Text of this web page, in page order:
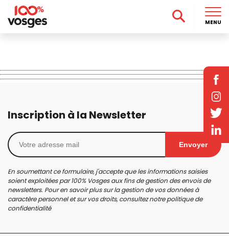
Inscription à la Newsletter
Envoyer
En soumettant ce formulaire, j'accepte que les informations saisies
soient exploitées par 100% Vosges aux fins de gestion des envois de
newsletters. Pour en savoir plus sur la gestion de vos données à
caractère personnel et sur vos droits, consultez notrepolitique de
confidentialité
MENU